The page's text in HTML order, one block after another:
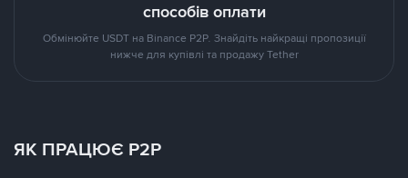
способів оплати
Обмінюйте USDT на Binance P2P. Знайдіть найкращі пропозиції
нижче для купівлі та продажу Tether
ЯК ПРАЦЮЄ P2P